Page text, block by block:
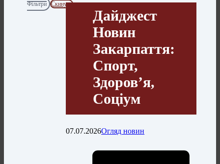
Фільтри
Скинути
Дайджест
Новин
Закарпаття:
Спорт,
Здоров’я,
Соціум
07.07.2026Огляд новин